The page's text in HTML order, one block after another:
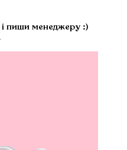
і пиши менеджеру :)